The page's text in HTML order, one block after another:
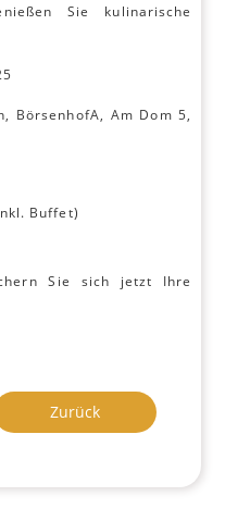
Sie kulinarische
BörsenhofA, Am Dom 5,
Buffet)
Sie sich jetzt Ihre
Zurück